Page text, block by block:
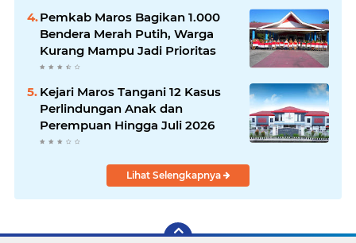
Desa Bonto Matene
Pemkab Maros Bagikan 1.000
Bendera Merah Putih, Warga
Kurang Mampu Jadi Prioritas
Kejari Maros Tangani 12 Kasus
Perlindungan Anak dan
Perempuan Hingga Juli 2026
Lihat Selengkapnya